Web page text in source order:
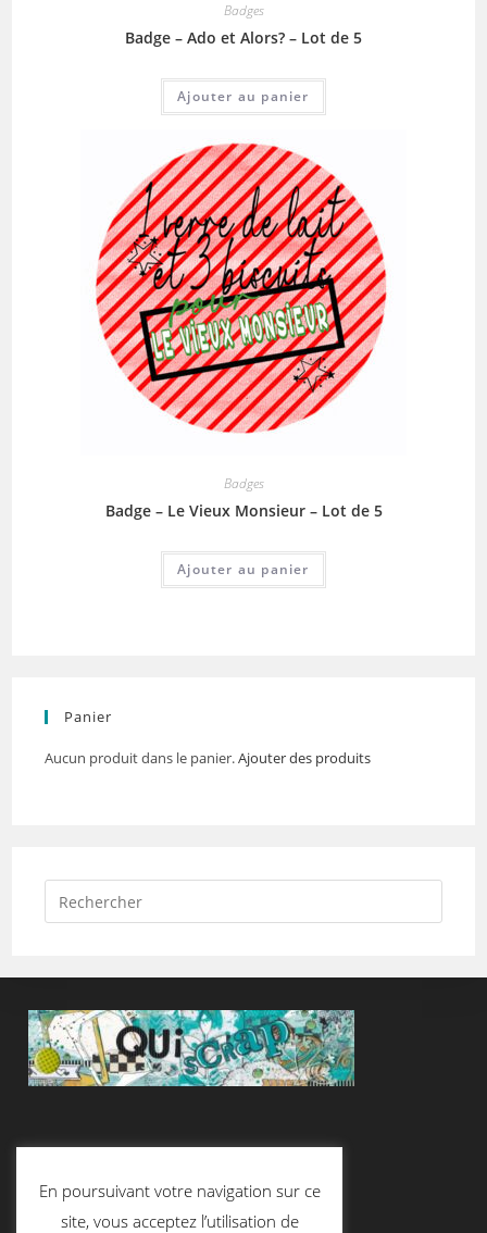
Badges
Badge – Ado et Alors? – Lot de 5
Ajouter au panier
Badges
Badge – Le Vieux Monsieur – Lot de 5
Ajouter au panier
Panier
Aucun produit dans le panier.Ajouter des produits
En poursuivant votre navigation sur ce
site, vous acceptez l’utilisation de